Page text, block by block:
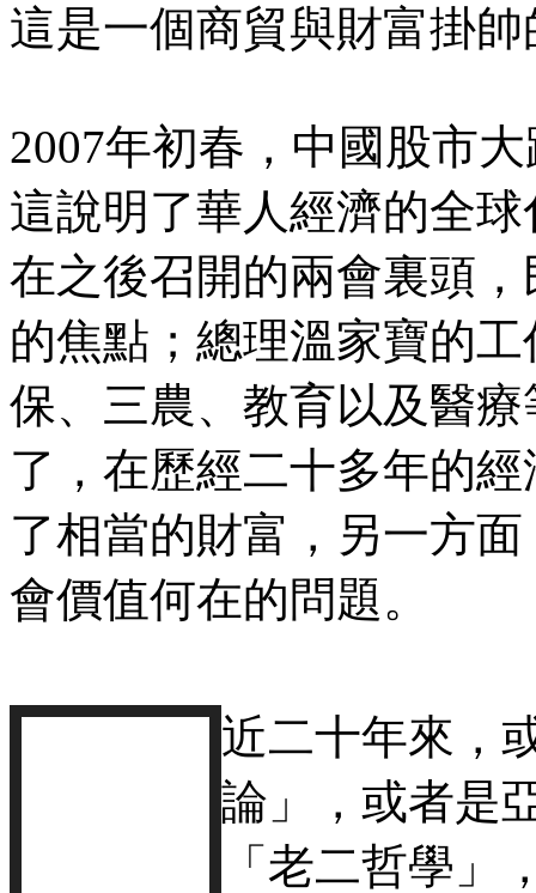
這是一個商貿與財富掛
2007年初春，中國股市
這說明了華人經濟的全
在之後召開的兩會裏頭
的焦點；總理溫家寶的
保、三農、教育以及醫
了，在歷經二十多年的
了相當的財富，另一方
會價值何在的問題。
近二十年來，
論」，或者是
「老二哲學」